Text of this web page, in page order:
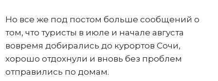
Но все же под постом больше сообщений о
том, что туристы в июле и начале августа
вовремя добирались до курортов Сочи,
хорошо отдохнули и вновь без проблем
отправились по домам.